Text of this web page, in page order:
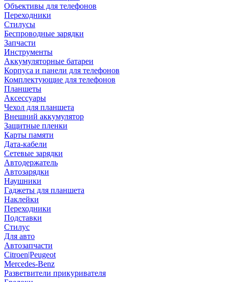
Объективы для телефонов
Переходники
Стилусы
Беспроводные зарядки
Запчасти
Инструменты
Аккумуляторные батареи
Корпуса и панели для телефонов
Комплектующие для телефонов
Планшеты
Аксессуары
Чехол для планшета
Внешний аккумулятор
Защитные пленки
Карты памяти
Дата-кабели
Сетевые зарядки
Автодержатель
Автозарядки
Наушники
Гаджеты для планшета
Наклейки
Переходники
Подставки
Стилус
Для авто
Автозапчасти
Citroen|Peugeot
Mercedes-Benz
Разветвители прикуривателя